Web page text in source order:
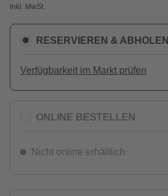
Inkl. MwSt.
RESERVIEREN & ABHOLEN
Verfügbarkeit im Markt prüfen
ONLINE BESTELLEN
Nicht online erhältlich